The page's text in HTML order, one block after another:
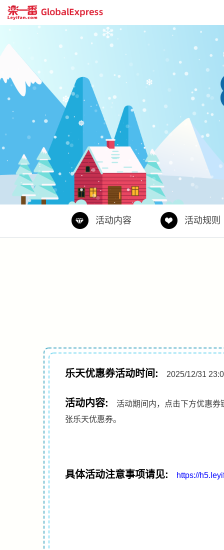
活动内容 活动规则
乐天优惠券活动时间: 2025/12/31
活动内容:
活动期间内，点击下方优惠
张乐天优惠券。
具体活动注意事项请见: https://